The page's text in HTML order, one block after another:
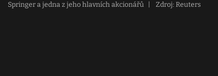
Springer a jedna z jeho hlavních akcionářů
Zdroj: Reuters